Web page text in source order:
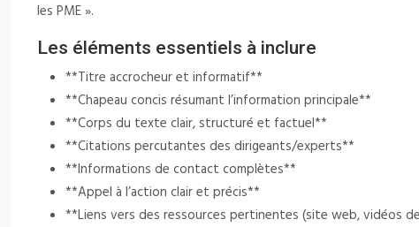
les PME ».
Les éléments essentiels à inclure
**Titre accrocheur et informatif**
**Chapeau concis résumant l’information principale**
**Corps du texte clair, structuré et factuel**
**Citations percutantes des dirigeants/experts**
**Informations de contact complètes**
**Appel à l’action clair et précis**
**Liens vers des ressources pertinentes (site web, vidéos